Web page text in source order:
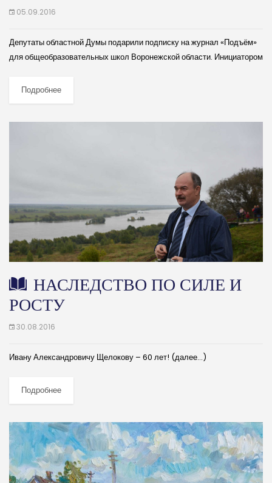
05.09.2016
Депутаты областной Думы подарили подписку на журнал «Подъём»
для общеобразовательных школ Воронежской области. Инициатором
Нетёсов. (далее…)
Подробнее
НАСЛЕДСТВО ПО СИЛЕ И
РОСТУ
30.08.2016
Ивану Александровичу Щелокову – 60 лет! (далее…)
Подробнее